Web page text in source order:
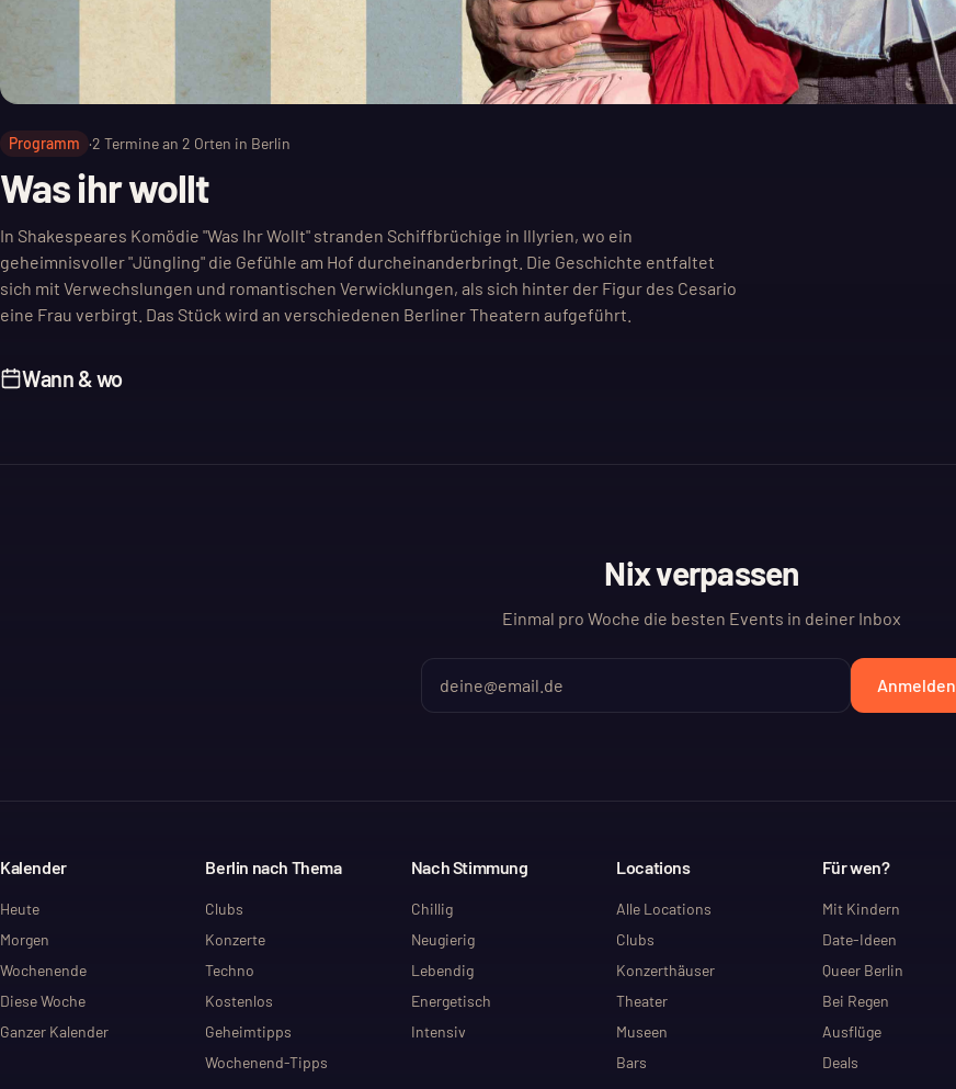
Programm ·2 Termine an 2 Orten in Berlin
Was ihr wollt
In Shakespeares Komödie "Was Ihr Wollt" stranden Schiffbrüchige in Illyrien, wo ein
geheimnisvoller "Jüngling" die Gefühle am Hof durcheinanderbringt. Die Geschichte entfaltet
sich mit Verwechslungen und romantischen Verwicklungen, als sich hinter der Figur des Cesario
eine Frau verbirgt. Das Stück wird an verschiedenen Berliner Theatern aufgeführt.
Wann & wo
Nix verpassen
Einmal pro Woche die besten Events in deiner Inbox
Anmelden
Kalender
Heute
Morgen
Wochenende
Diese Woche
Ganzer Kalender
Berlin nach Thema
Clubs
Konzerte
Techno
Kostenlos
Geheimtipps
Wochenend-Tipps
Nach Stimmung
Chillig
Neugierig
Lebendig
Energetisch
Intensiv
Locations
Alle Locations
Clubs
Konzerthäuser
Theater
Museen
Bars
Für wen?
Mit Kindern
Date-Ideen
Queer Berlin
Bei Regen
Ausflüge
Deals